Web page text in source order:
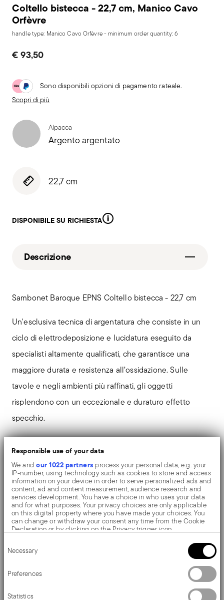
Responsible use of your data
We andour 1022 partners process your personal data, e.g. your
IP-number, using technology such as cookies to store and access
information on your device in order to serve personalized ads and
content, ad and content measurement, audience research and
services development. You have a choice in who uses your data
and for what purposes. Your privacy choices are only applicable
on this digital property where you have made your choices. You
can change or withdraw your consent any time from the Cookie
Declaration or by clicking on the Privacy trigger icon.
Collect information about your geographical location
Identify your device by actively scanning it for specific
characteristics (fingerprinting)
Find out more about how your personal data is processed and set
your preferences in the
Selection
Necessary
Preferences
Statistics
Coltello bistecca - 22,7 cm, Manico Cavo
Orfèvre
handle type: Manico Cavo Orfèvre - minimum order quantity: 6
€ 93,50
Sono disponibili opzioni di pagamento rateale.
Scopri di più
Alpacca
Argento argentato
22,7 cm
DISPONIBILE SU RICHIESTA
Descrizione
Sambonet Baroque EPNS Coltello bistecca - 22,7 cm
Un'esclusiva tecnica di argentatura che consiste in un
ciclo di elettrodeposizione e lucidatura eseguito da
specialisti altamente qualificati, che garantisce una
maggiore durata e resistenza all’ossidazione. Sulle
tavole e negli ambienti più raffinati, gli oggetti
risplendono con un eccezionale e duraturo effetto
specchio.
Il coltello con manicatura cava orfèvre è tipica delle
collezione di posate più pregiate. La lama viene
accoppiata al manico mediante l’inserimento di un
pasta cementizia speciale di riempimento che
conferisce al coltello un equilibrio ottimale. Si tratta di
un processo artigianale che ancora oggi avviene
Baroque by Sambonet. Dall'originale barocco